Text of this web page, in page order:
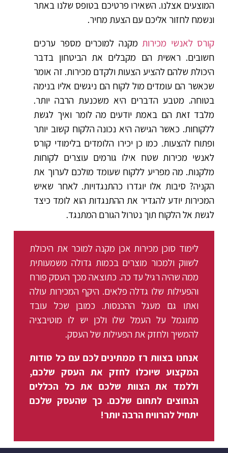
המוצעים אצלנו. השאירו פרטיכם בטופס שלנו באתר
ונשמח לחזור אליכם עם הצעת מחיר.
קורס לאנשי מכירותמקנה למוכרים מספר ערכים
חשובים. ראשית הם מקבלים את הביטחון בדבר
היכולת שלהם להציע הצעות ולקדם מכירות. זה אומר
שכאשר הם עומדים מול לקוח הם ניגשים אליו בנימה
בטוחה. מטבע הדברים היא משכנעת הרבה יותר.
מלבד זאת הם באמת יודעים מה לומר ואיך לגשת
ללקוחות. כאשר הגישה היא נכונה הלקוח קשוב יותר
ופתוח להצעות. כמו כן יכירו הלומדים בלימודי קורס
לאנשי מכירות שטח אילו גורמים עוצרים לקוחות
מלקנות. מה מפריע ללקוח שעומד מולכם לערוך את
הקניה? סיבות אלו יוגדרו כהתנגדויות. לאחר שאיש
המכירות יודע להגדיר את ההתנגדות הוא לומד כיצד
לגשת אל הלקוח תוך נטרול הגורם המתנגד.
לימוד סוכן מכירות אכן מקנה למוכר את היכולת
לשווק ולמכור מוצרים בכמות גדולה משמעותית
ממה שהיה רגיל עד כה. כתוצאה מכך העסק פורח
והפעילות שלו גדלה פלאים. היקף המכירות עולה
ואתו גם מעגל ההכנסות. כמובן שכל עובד
מתוגמל על העמל שלו ולכן יש לו מוטיבציה
להמשיך ולחזק את הפעילות של העסק.
אנחנו בצוות רז ממתינים לכם עם כל סודות
המקצוע שיוכלו לחזק את העסק שלכם,
וללמד את הצוות שלכם את כל הכללים
הנחוצים לתחום שלכם. כך שהעסק שלכם
יתחיל להרוויח הרבה יותר!